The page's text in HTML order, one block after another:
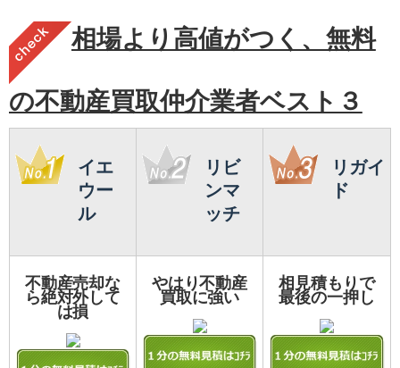
相場より高値がつく、無料
の不動産買取仲介業者ベスト３
イエ
ウー
ル
リビ
ンマ
ッチ
リガイ
ド
不動産売却な
ら絶対外して
は損
やはり不動産
買取に強い
相見積もりで
最後の一押し